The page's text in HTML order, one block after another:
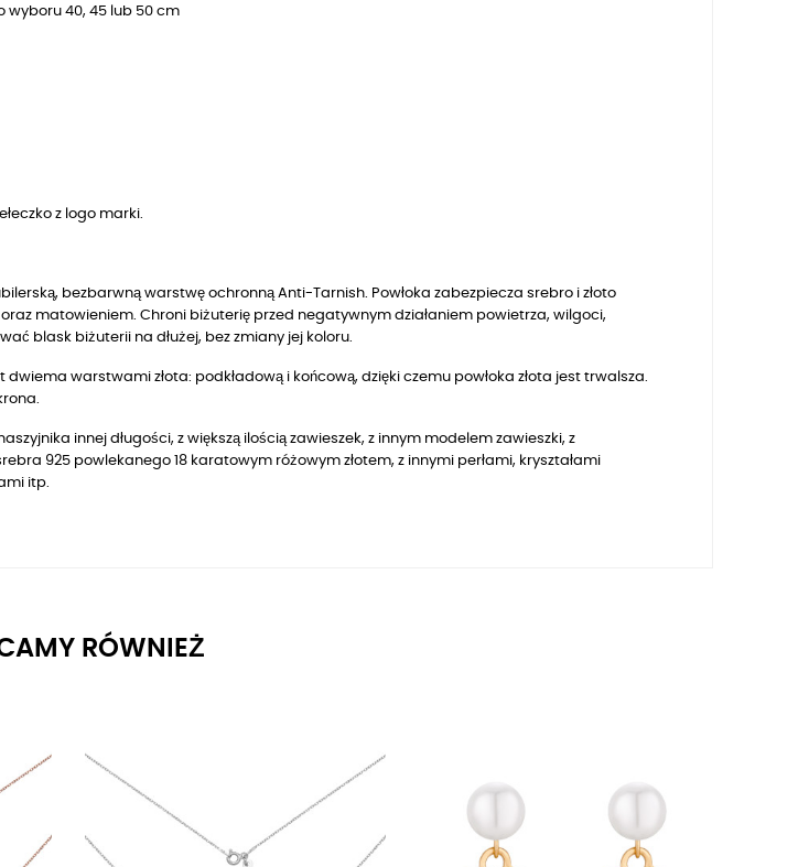
wyboru 40, 45 lub 50 cm
z logo marki.
bezbarwną warstwę ochronną Anti-Tarnish. Powłoka zabezpiecza srebro i złoto
matowieniem. Chroni biżuterię przed negatywnym działaniem powietrza, wilgoci,
blask biżuterii na dłużej, bez zmiany jej koloru.
warstwami złota: podkładową i końcową, dzięki czemu powłoka złota jest trwalsza.
innej długości, z większą ilością zawieszek, z innym modelem zawieszki, z
925 powlekanego 18 karatowym różowym złotem, z innymi perłami, kryształami
itp.
RÓWNIEŻ